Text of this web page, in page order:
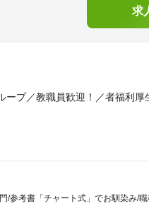
求
ープ／教職員歓迎！／者福利
/参考書「チャート式」でお馴染み/